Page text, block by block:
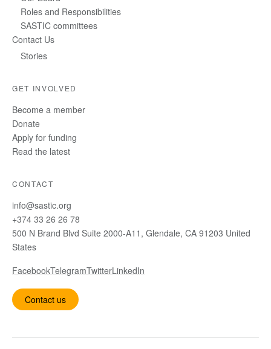
Roles and Responsibilities
SASTIC committees
Contact Us
Stories
GET INVOLVED
Become a member
Donate
Apply for funding
Read the latest
CONTACT
info@sastic.org
+374 33 26 26 78
500 N Brand Blvd Suite 2000-A11, Glendale, CA 91203 United
States
FacebookTelegramTwitterLinkedIn
Contact us